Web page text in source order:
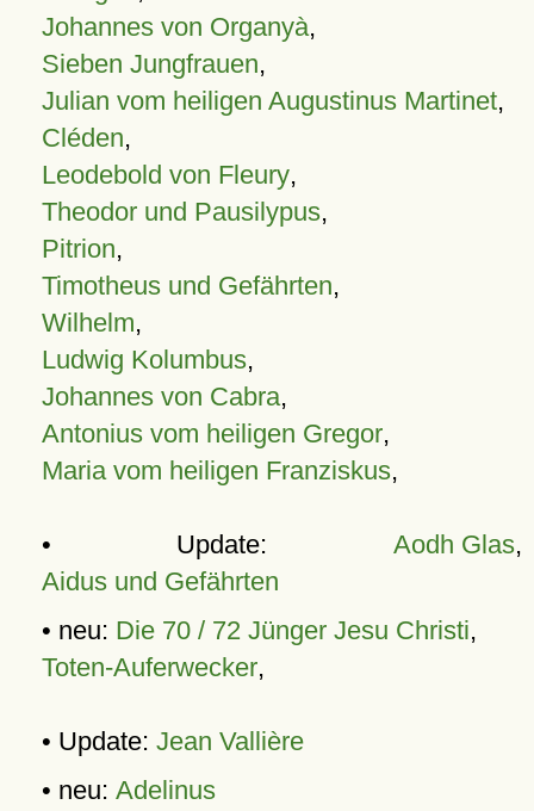
Johannes von Organyà,
Sieben Jungfrauen,
Julian vom heiligen Augustinus Martinet,
Cléden,
Leodebold von Fleury,
Theodor und Pausilypus,
Pitrion,
Timotheus und Gefährten,
Wilhelm,
Ludwig Kolumbus,
Johannes von Cabra,
Antonius vom heiligen Gregor,
Maria vom heiligen Franziskus,
• Update: Aodh Glas,
Aidus und Gefährten
• neu: Die 70 / 72 Jünger Jesu Christi,
Toten-Auferwecker,
• Update: Jean Vallière
• neu: Adelinus